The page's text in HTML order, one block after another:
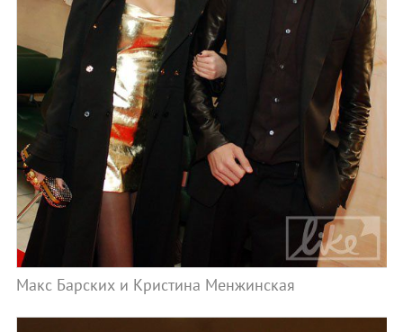
Макс Барских и Кристина Менжинская